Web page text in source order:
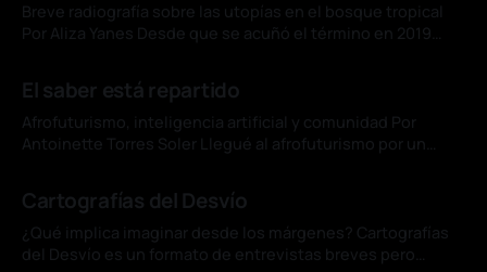
Breve radiografía sobre las utopías en el bosque tropical
Por Aliza Yanes Desde que se acuñó el término en 2019
en Brasil, el concepto de amazofuturismo se ha
consolidado en ese país como subgénero de la literatura
de ciencia ficción y
El saber está repartido
Afrofuturismo, inteligencia artificial y comunidad Por
Antoinette Torres Soler Llegué al afrofuturismo por un
conocidos, imagina una catástrofe que arrasa Nueva York y
deja vivos, por un instante, a un hombre negro y una mujer
blanca. En
Cartografías del Desvío
¿Qué implica imaginar desde los márgenes? Cartografías
del Desvío es un formato de entrevistas breves pero